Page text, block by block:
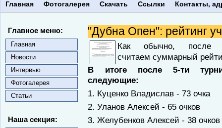
Главная Фотогалерея Скачать Ссылки Контакты,
Главное меню:
Главная
Новости
Интервью
Фотогалерея
Статьи
Наша секция:
"Дубна Опен": рейтинг
Как обычно,
считаем суммарный
В итоге после 5-ти
следующие:
1. Куценко Владислав - 73 очка
2. Уланов Алексей - 65 очков
3. Желубенков Алексей - 38 очков